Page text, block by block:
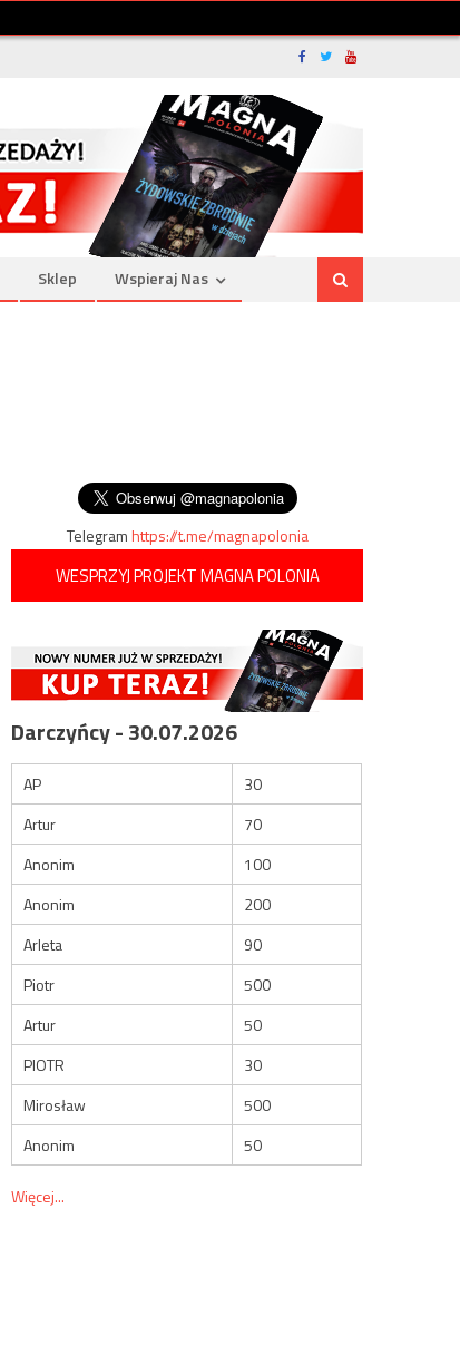
Sklep Wspieraj Nas
Telegramhttps://t.me/magnapolonia
WESPRZYJ PROJEKT MAGNA POLONIA
Darczyńcy - 30.07.2026
AP
30
Artur
70
Anonim
100
Anonim
200
Arleta
90
Piotr
500
Artur
50
PIOTR
30
Mirosław
500
Anonim
50
Więcej...